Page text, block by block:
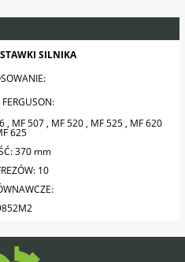
SILNIKA
, MF 507 , MF 520 , MF 525 , MF 620
625
370 mm
10